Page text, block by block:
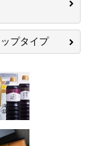
プタイプ